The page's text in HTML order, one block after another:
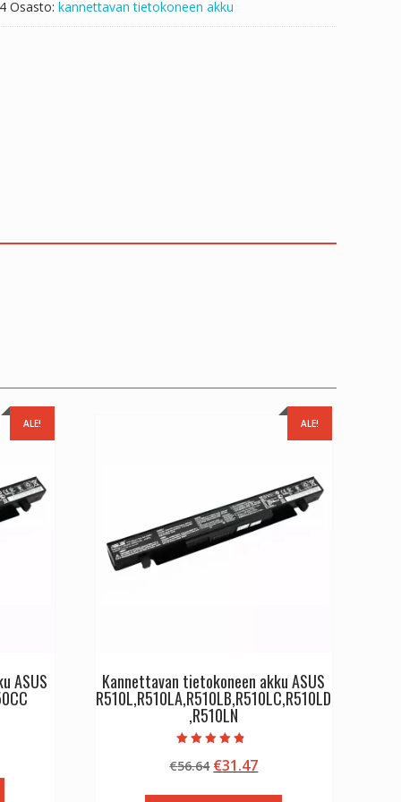
Osasto: kannettavan tietokoneen akku
ALE!
ASUS
ALE!
Kannettavan tietokoneen akku ASUS
R510L,R510LA,R510LB,R510LC,R510LD
,R510LN
tuotteesta:
4.50
€56.64 Alkuperäinen
€31.47Nykyinen